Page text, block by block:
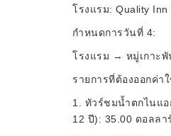
โรงแรม: Quality
กำหนดการวันที่ 4:
โรงแรม → หมู่เกาะพั
รายการที่ต้องออกค่าใ
1. ทัวร์ชมน้ำตกไนแอ
12 ปี): 35.00 ดอลลา